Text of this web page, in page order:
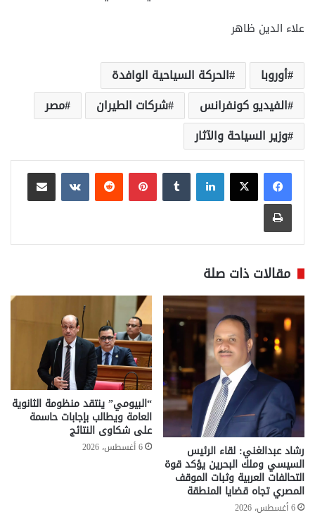
علاء الدين ظاهر
أوروبا
الحركة السياحية الوافدة
الفيديو كونفرانس
شركات الطيران
مصر
وزير السياحة والآثار
لينكدإن بينتيريست
مشاركة عبر البريد
طباعة
مقالات ذات صلة
رشاد عبدالغني: لقاء الرئيس
السيسي وملك البحرين يؤكد قوة
التحالفات العربية وثبات الموقف
المصري تجاه قضايا المنطقة
6 أغسطس، 2026
“البيومي” ينتقد منظومة الثانوية
العامة ويطالب بإجابات حاسمة
على شكاوى النتائج
6 أغسطس، 2026